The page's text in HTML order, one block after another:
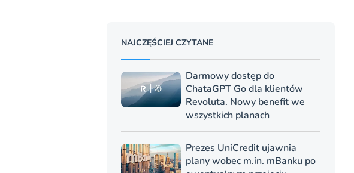
W najniższych planach – Standard i Plus – z usługi będzie można korzsytać za
darmo przez trzy miesiące
NAJCZĘŚCIEJ CZYTANE
Darmowy dostęp do
ChataGPT Go dla klientów
Revoluta. Nowy benefit we
wszystkich planach
Prezes UniCredit ujawnia
plany wobec m.in. mBanku po